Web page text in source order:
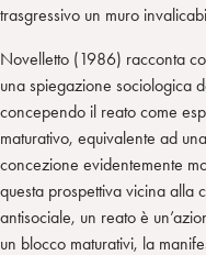
trasgressivo un muro
Novelletto (1986) racconta
una spiegazione sociologica
concependo il reato come
maturativo, equivalente ad
concezione evidentemente
questa prospettiva vicina alla
antisociale, un reato è
un blocco maturativi, la